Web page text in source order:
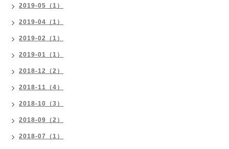
2019-05（1）
2019-04（1）
2019-02（1）
2019-01（1）
2018-12（2）
2018-11（4）
2018-10（3）
2018-09（2）
2018-07（1）